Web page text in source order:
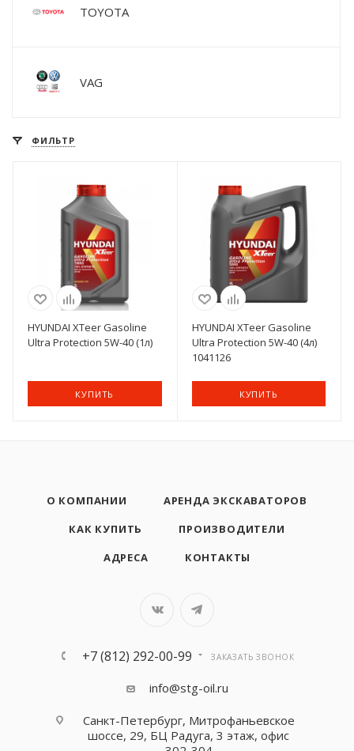
TOYOTA
VAG
ФИЛЬТР
HYUNDAI XTeer Gasoline
Ultra Protection 5W-40 (1л)
КУПИТЬ
HYUNDAI XTeer Gasoline
Ultra Protection 5W-40 (4л)
1041126
КУПИТЬ
О КОМПАНИИ
АРЕНДА ЭКСКАВАТОРОВ
КАК КУПИТЬ
ПРОИЗВОДИТЕЛИ
АДРЕСА
КОНТАКТЫ
+7 (812) 292-00-99 ЗАКАЗАТЬ ЗВОНОК
info@stg-oil.ru
Санкт-Петербург, Митрофаньевское
шоссе, 29, БЦ Радуга, 3 этаж, офис